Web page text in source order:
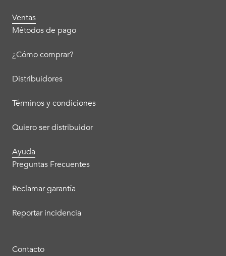
Ventas
Métodos de pago
¿Cómo comprar?
Distribuidores
Términos y condiciones
Quiero ser distribuidor
Ayuda
Preguntas Frecuentes
Reclamar garantía
Reportar incidencia
Contacto